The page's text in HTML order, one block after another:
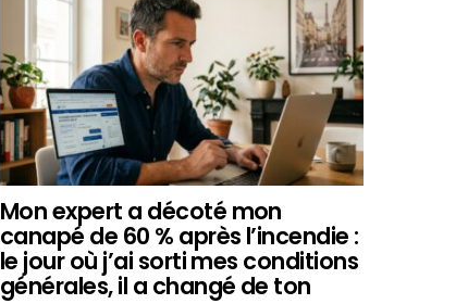
Mon expert a décoté mon
canapé de 60 % après l’incendie :
le jour où j’ai sorti mes conditions
générales, il a changé de ton